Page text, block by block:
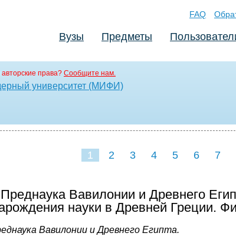
FAQ
Вузы Предметы
права? Сообщите нам.
университет (МИФИ)
1 2 3 4 5 6 7
Вавилонии и Древнего
науки в Древней Греции.
Вавилонии и Древнего Египта.